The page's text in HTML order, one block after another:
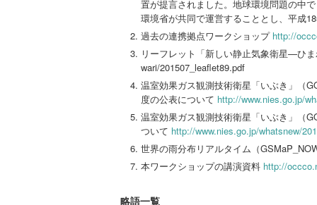
置が提言されました。地球環境問題の中
環境省が共同で運営することとし、平成
過去の連携拠点ワークショップ http://
リーフレット「新しい静止気象衛星—ひ
wari/201507_leaflet89.pdf
温室効果ガス観測技術衛星「いぶき」（
度の公表について http://www.nies.go.jp/
温室効果ガス観測技術衛星「いぶき」（
ついて http://www.nies.go.jp/whatsnew/
世界の雨分布リアルタイム（
本ワークショップの講演資料 http://
略語一覧